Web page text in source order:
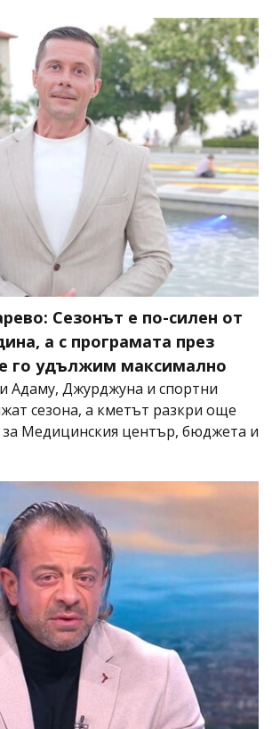
Сезонът е по-силен от
а с програмата през
го удължим максимално
Адаму, Джурджуна и спортни
сезона, а кметът разкри още
за Медицинския център, бюджета и